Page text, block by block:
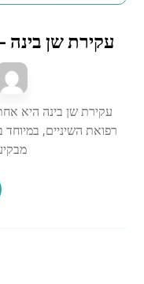
עקירת שן
עקירת שן בינה היא